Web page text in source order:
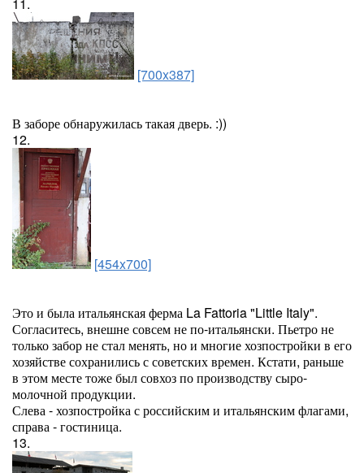
[700x387]
В заборе обнаружилась такая дверь. :))
12.
[454x700]
Это и была итальянская ферма La Fattoria "Little Italy".
Согласитесь, внешне совсем не по-итальянски. Пьетро не
только забор не стал менять, но и многие хозпостройки в его
хозяйстве сохранились с советских времен. Кстати, раньше
в этом месте тоже был совхоз по производству сыро-
молочной продукции.
Слева - хозпостройка с российским и итальянским флагами,
справа - гостиница.
13.